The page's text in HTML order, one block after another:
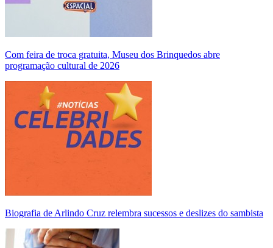
Com feira de troca gratuita, Museu dos Brinquedos abre
programação cultural de 2026
Biografia de Arlindo Cruz relembra sucessos e deslizes do sambista